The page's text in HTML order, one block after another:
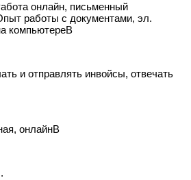
онлайн, письменный
работы с документами, эл.
компьютереВ
и отправлять инвойсы, отвечать
онлайнВ